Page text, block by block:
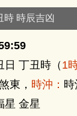
時 時辰吉凶
日 丁丑時（1
東， 時沖：
星 金星